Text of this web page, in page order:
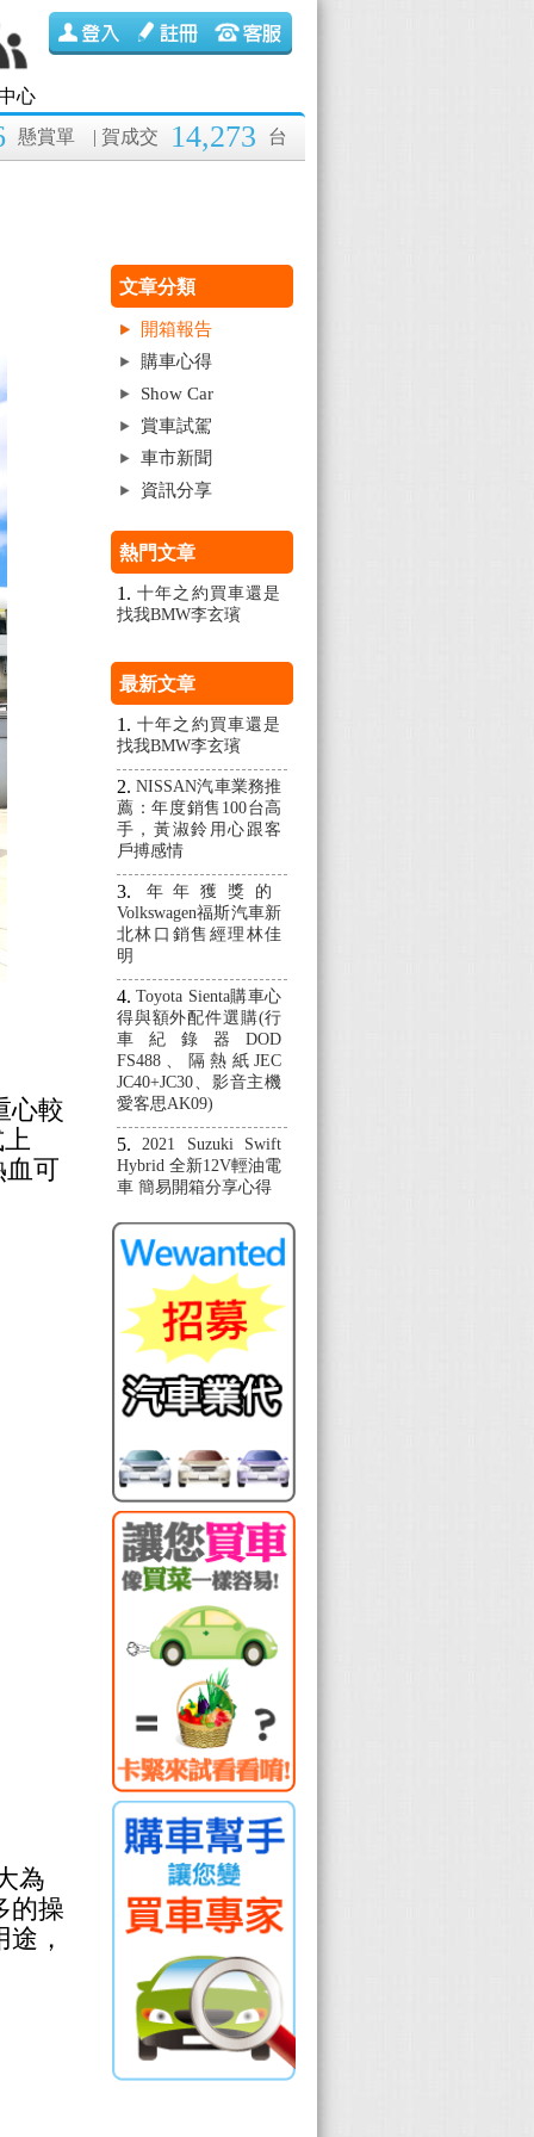
心
| 賀成交
14,273 台
懸賞單
心較
可
為
的操
，
文章分類
開箱報告
購車心得
Show Car
賞車試駕
車市新聞
資訊分享
熱門文章
十年之約買車還是
找我BMW李玄璸
最新文章
十年之約買車還是
找我BMW李玄璸
NISSAN汽車業務推
薦：年度銷售100台高
手，黃淑鈴用心跟客
戶搏感情
年年獲獎的
Volkswagen福斯汽車新
北林口銷售經理林佳
明
Toyota Sienta購車心
得與額外配件選購(行
車紀錄器DOD
FS488、隔熱紙JEC
JC40+JC30、影音主機
愛客思AK09)
2021 Suzuki Swift
Hybrid 全新12V輕油電
車 簡易開箱分享心得